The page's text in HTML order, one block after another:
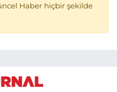
Haber hiçbir şekilde